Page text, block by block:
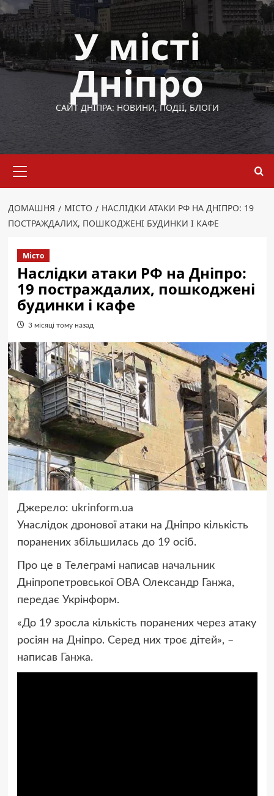
Перейти
до
вмісту
У місті
Дніпро
САЙТ ДНІПРА: НОВИНИ, ПОДІЇ, БЛОГИ
меню
ДОМАШНЯ МІСТО
НАСЛІДКИ АТАКИ РФ НА ДНІПРО: 19
ПОСТРАЖДАЛИХ, ПОШКОДЖЕНІ БУДИНКИ І КАФЕ
Місто
Наслідки атаки РФ на Дніпро:
19 постраждалих, пошкоджені
будинки і кафе
3 місяці тому назад
Джерело: ukrinform.ua
Унаслідок дронової атаки на Дніпро кількість
поранених збільшилась до 19 осіб.
Про це в Телеграмі написав начальник
Дніпропетровської ОВА Олександр Ганжа,
передає Укрінформ.
«До 19 зросла кількість поранених через атаку
росіян на Дніпро. Серед них троє дітей», –
написав Ганжа.